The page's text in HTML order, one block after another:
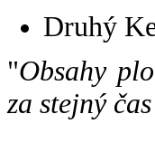
Druhý
"Obsahy
za stejný